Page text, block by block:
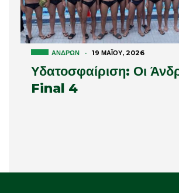
ΑΝΔΡΏΝ · 19 ΜΑΪ́ΟΥ, 2026
Υδατοσφαίριση: Οι
Final 4